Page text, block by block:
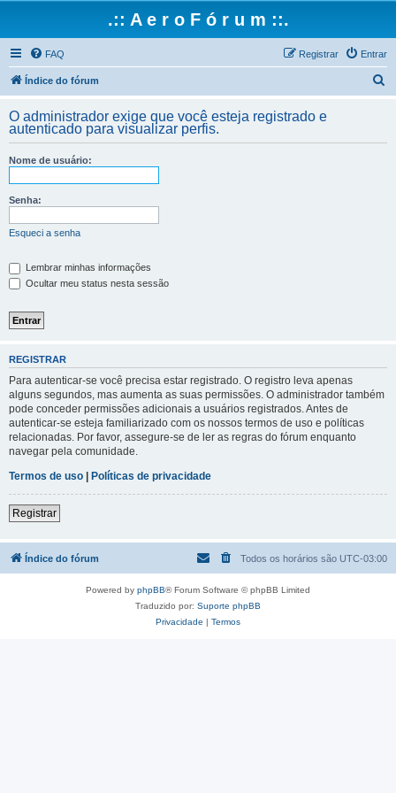
.:: A e r o F ó r u m ::.
FAQ Entrar
Registrar
Índice do fórum
q
O administrador exige que você esteja registrado e
autenticado para visualizar perfis.
Nome de usuário:
Senha:
Esqueci a senha
Lembrar minhas informações
Ocultar meu status nesta sessão
REGISTRAR
Para autenticar-se você precisa estar registrado. O registro leva apenas
alguns segundos, mas aumenta as suas permissões. O administrador também
pode conceder permissões adicionais a usuários registrados. Antes de
autenticar-se esteja familiarizado com os nossos termos de uso e políticas
relacionadas. Por favor, assegure-se de ler as regras do fórum enquanto
navegar pela comunidade.
Termos de uso | Políticas de privacidade
Registrar
Índice do fórum Todos os horários são UTC-03:00
Powered by phpBB® Forum Software © phpBB Limited
Traduzido por: Suporte phpBB
Privacidade | Termos